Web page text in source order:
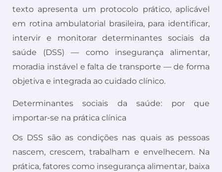
texto apresenta um protocolo prático, aplicável
em rotina ambulatorial brasileira, para identificar,
intervir e monitorar determinantes sociais da
saúde (DSS) — como insegurança alimentar,
moradia instável e falta de transporte — de forma
objetiva e integrada ao cuidado clínico.
Determinantes sociais da saúde: por que
importar-se na prática clínica
Os DSS são as condições nas quais as pessoas
nascem, crescem, trabalham e envelhecem. Na
prática, fatores como insegurança alimentar, baixa